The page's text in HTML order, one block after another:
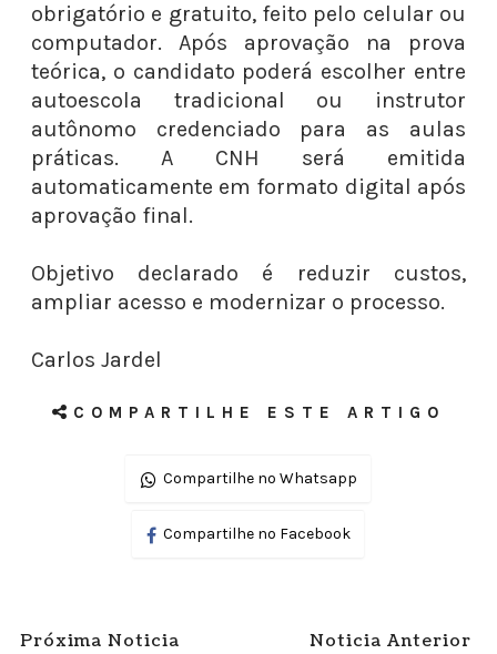
obrigatório e gratuito, feito pelo celular ou
computador. Após aprovação na prova
teórica, o candidato poderá escolher entre
autoescola tradicional ou instrutor
autônomo credenciado para as aulas
práticas. A CNH será emitida
automaticamente em formato digital após
aprovação final.
Objetivo declarado é reduzir custos,
ampliar acesso e modernizar o processo.
Carlos Jardel
COMPARTILHE ESTE ARTIGO
Compartilhe no Whatsapp
Compartilhe no Facebook
Próxima Noticia Noticia Anterior